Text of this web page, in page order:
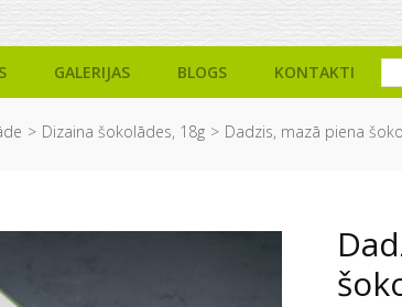
GALERIJAS BLOGS KONTAKTI
Dizaina šokolādes, 18g Dadzis, mazā piena